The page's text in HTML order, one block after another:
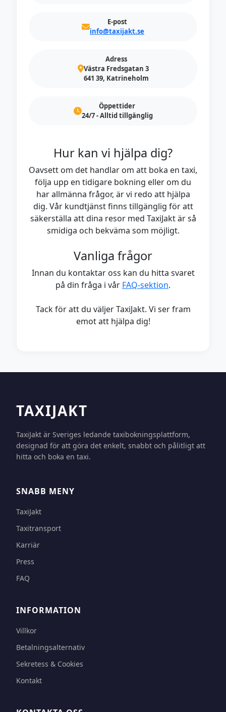
E-post
info@taxijakt.se
Adress
Västra Fredsgatan 3
641 39, Katrineholm
Öppettider
24/7 - Alltid tillgänglig
Hur kan vi hjälpa dig?
Oavsett om det handlar om att boka en taxi,
följa upp en tidigare bokning eller om du
har allmänna frågor, är vi redo att hjälpa
dig. Vår kundtjänst finns tillgänglig för att
säkerställa att dina resor med TaxiJakt är så
smidiga och bekväma som möjligt.
Vanliga frågor
Innan du kontaktar oss kan du hitta svaret
på din fråga i vår FAQ-sektion.
Tack för att du väljer TaxiJakt. Vi ser fram
emot att hjälpa dig!
TAXIJAKT
TaxiJakt är Sveriges ledande taxibokningsplattform,
designad för att göra det enkelt, snabbt och pålitligt att
hitta och boka en taxi.
SNABB MENY
TaxiJakt
Taxitransport
Karriär
Press
FAQ
INFORMATION
Villkor
Betalningsalternativ
Sekretess & Cookies
Kontakt